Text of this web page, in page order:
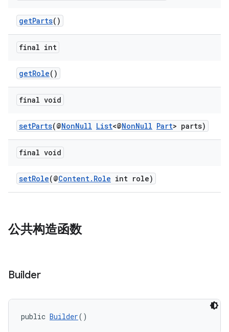
getParts()
final int
getRole()
final void
setParts(@NonNull List<@NonNull Part> parts)
final void
setRole(@Content.Role int role)
公共构造函数
Builder
public Builder()